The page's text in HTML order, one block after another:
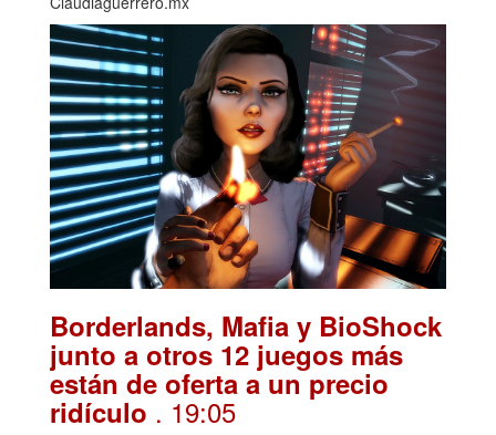
Borderlands, Mafia y BioShock
junto a otros 12 juegos más
están de oferta a un precio
ridículo . 19:05